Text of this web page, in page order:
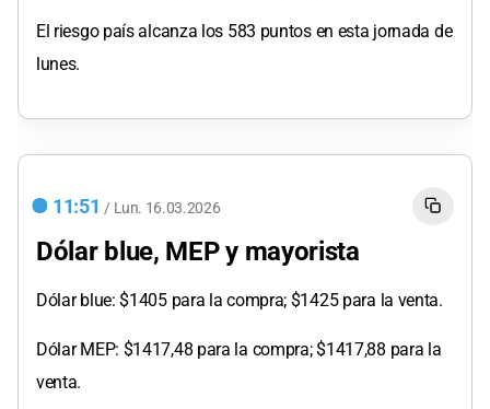
El riesgo país alcanza los 583 puntos en esta jornada de
lunes.
11:51 / Lun. 16.03.2026
Dólar blue, MEP y mayorista
Dólar blue: $1405 para la compra; $1425 para la venta.
Dólar MEP: $1417,48 para la compra; $1417,88 para la
venta.